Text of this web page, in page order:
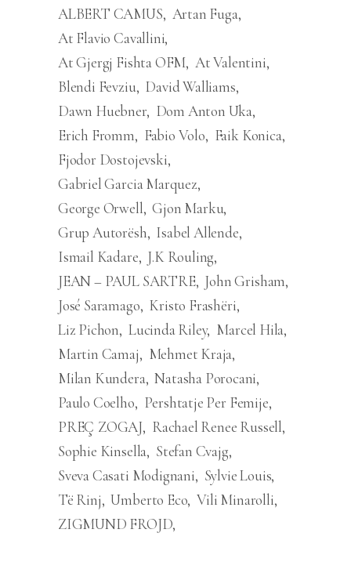
ALBERT CAMUS Artan Fuga
At Flavio Cavallini
At Gjergj Fishta OFM At Valentini
Blendi Fevziu David Walliams
Dawn Huebner Dom Anton Uka
Erich Fromm
Fabio Volo
Faik Konica
Fjodor Dostojevski
Gabriel Garcia Marquez
George Orwell Gjon Marku
Grup Autorësh Isabel Allende
Ismail Kadare J.K Rouling
JEAN – PAUL SARTRE John Grisham
José Saramago Kristo Frashëri
Liz Pichon Lucinda Riley Marcel Hila
Martin Camaj
Mehmet Kraja
Milan Kundera Natasha Porocani
Paulo Coelho
Pershtatje Per Femije
PREÇ ZOGAJ
Rachael Renee Russell
Sophie Kinsella Stefan Cvajg
Sveva Casati Modignani
Sylvie Louis
Të Rinj Umberto Eco Vili Minarolli
ZIGMUND FROJD